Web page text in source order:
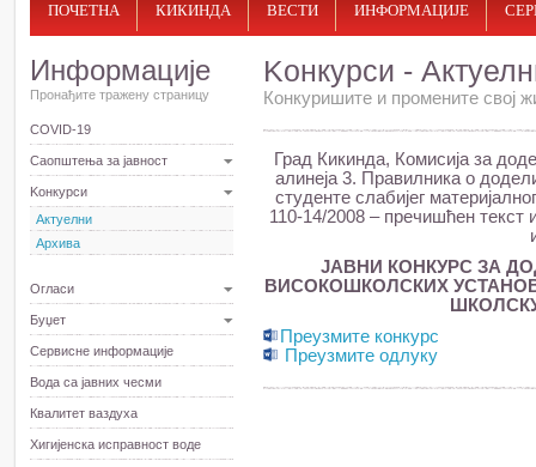
ПОЧЕТНА КИКИНДА ВЕСТИ ИНФОРМАЦИЈЕ
Информације
Пронађите тражену страницу
COVID-19
Саопштења за јавност
Kонкурси
Актуелни
Архива
Огласи
Буџет
Сервисне информације
Вода са јавних чесми
Квалитет ваздуха
Хигијенска исправност воде
Kонкурси -
Конкуришите и промените свој
Град Кикинда, Комисија за
алинеја 3. Правилника о
студенте слабијег
110-14/2008 – пречишћен текст
ЈАВНИ КОНКУРС ЗА
ВИСОКОШКОЛСКИХ
Преузмите конкурс
Преузмите одлуку